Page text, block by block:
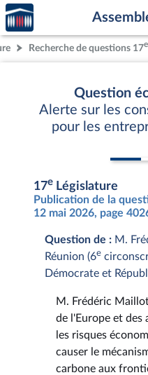
Aller au contenu
Aller en bas de la page
Accèder
à la
page
d'accueilRecherche de questions 17e
Question
Alerte sur les
pour les
17e Législature
Publication de la
12 mai 2026, page
Question de : M.
Réunion (6e
Démocrate et
M. Frédéric
de l'Europe et des
les risques
causer le
carbone aux